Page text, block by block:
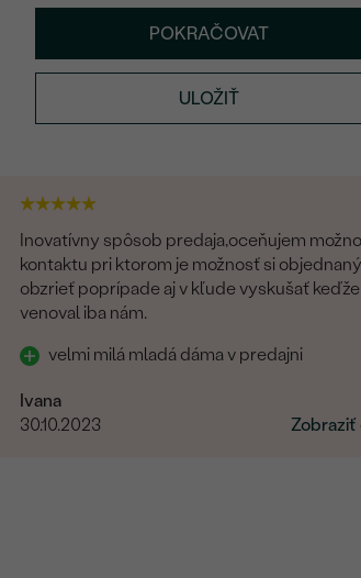
POKRAČOVAT
ULOŽIŤ
Inovatívny spôsob predaja,oceňujem
kontaktu pri ktorom je možnosť si
obzrieť poprípade aj v kľude vyskušať
venoval iba nám.
velmi milá mladá dáma v predajni
Ivana
30.10.2023
Zobraziť